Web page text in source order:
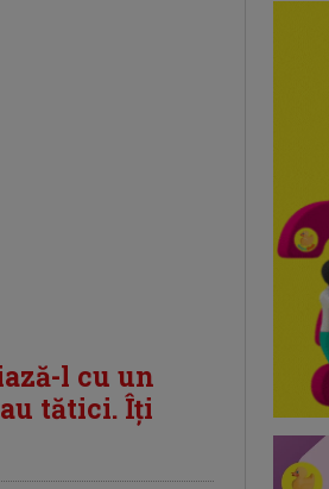
l cu un
tătici. Îți